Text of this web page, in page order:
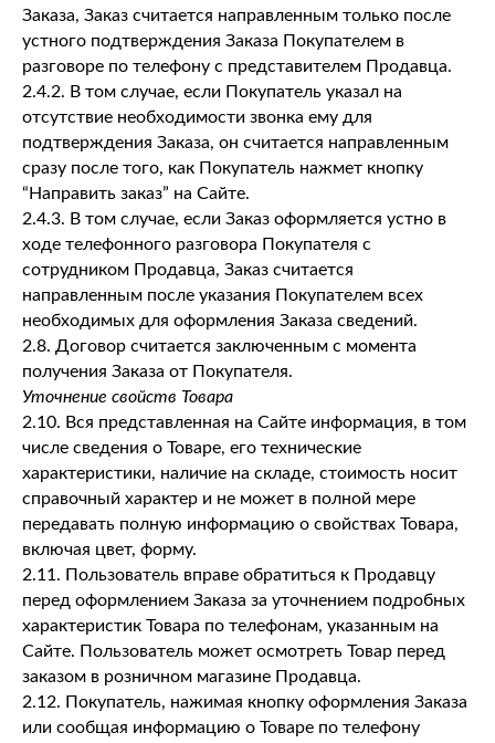
Заказа, Заказ считается направленным только после
устного подтверждения Заказа Покупателем в
разговоре по телефону с представителем Продавца.
2.4.2. В том случае, если Покупатель указал на
отсутствие необходимости звонка ему для
подтверждения Заказа, он считается направленным
сразу после того, как Покупатель нажмет кнопку
“Направить заказ” на Сайте.
2.4.3. В том случае, если Заказ оформляется устно в
ходе телефонного разговора Покупателя с
сотрудником Продавца, Заказ считается
направленным после указания Покупателем всех
необходимых для оформления Заказа сведений.
2.8. Договор считается заключенным с момента
получения Заказа от Покупателя.
Уточнение свойств Товара
2.10. Вся представленная на Сайте информация, в том
числе сведения о Товаре, его технические
характеристики, наличие на складе, стоимость носит
справочный характер и не может в полной мере
передавать полную информацию о свойствах Товара,
включая цвет, форму.
2.11. Пользователь вправе обратиться к Продавцу
перед оформлением Заказа за уточнением подробных
характеристик Товара по телефонам, указанным на
Сайте. Пользователь может осмотреть Товар перед
заказом в розничном магазине Продавца.
2.12. Покупатель, нажимая кнопку оформления Заказа
или сообщая информацию о Товаре по телефону